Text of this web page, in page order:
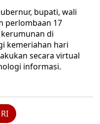
bupati, wali
perlombaan 17
di
kemeriahan hari
secara virtual
informasi.